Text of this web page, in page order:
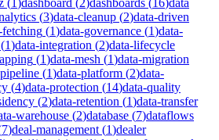
(3)data-cleanup (2)data-driven
fetching (1)data-governance (1)data-
(1)data-integration (2)data-lifecycle
(1)data-mesh (1)data-migration
(1)data-platform (2)data-
(4)data-protection (14)data-quality
(2)data-retention (1)data-transfer
warehouse (2)database (7)dataflows
7)deal-management (1)dealer